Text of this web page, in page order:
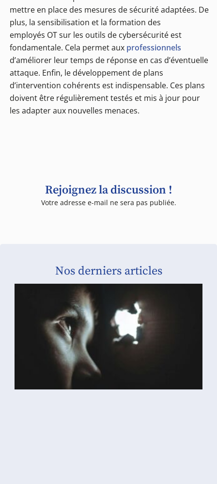
mettre en place des mesures de sécurité adaptées. De
plus, la sensibilisation et la formation des
employés OT sur les outils de cybersécurité est
fondamentale. Cela permet aux professionnels
d’améliorer leur temps de réponse en cas d’éventuelle
attaque. Enfin, le développement de plans
d’intervention cohérents est indispensable. Ces plans
doivent être régulièrement testés et mis à jour pour
les adapter aux nouvelles menaces.
Rejoignez la discussion !
Votre adresse e-mail ne sera pas publiée.
Nos derniers articles